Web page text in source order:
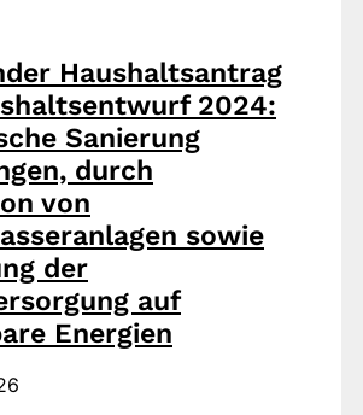
Haushaltsantrag
2024:
Sanierung
durch
von
sowie
der
auf
Energien